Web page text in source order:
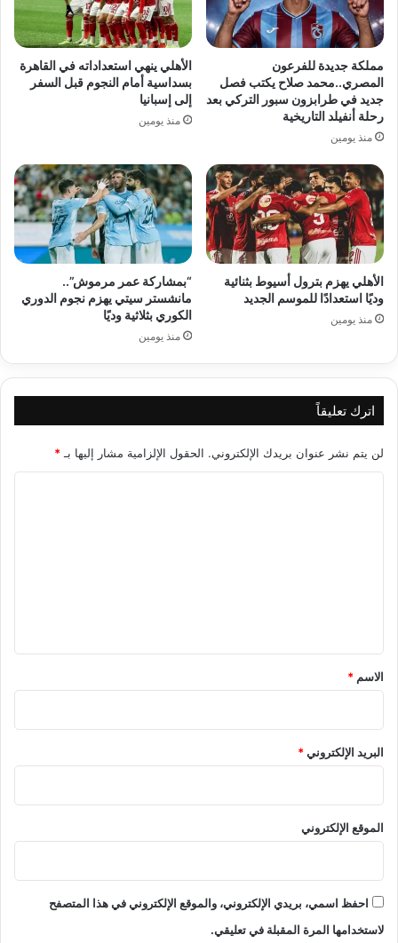
مملكة جديدة للفرعون
المصري..محمد صلاح يكتب فصل
جديد في طرابزون سبور التركي بعد
رحلة أنفيلد التاريخية
منذ يومين
الأهلي ينهي استعداداته في القاهرة
بسداسية أمام النجوم قبل السفر
إلى إسبانيا
منذ يومين
الأهلي يهزم بترول أسيوط بثنائية
وديًا استعدادًا للموسم الجديد
منذ يومين
“بمشاركة عمر مرموش”..
مانشستر سيتي يهزم نجوم الدوري
الكوري بثلاثية وديًا
منذ يومين
اترك تعليقاً
لن يتم نشر عنوان بريدك الإلكتروني. الحقول الإلزامية مشار إليها بـ*
*
الاسم *
البريد الإلكتروني*
الموقع الإلكتروني
احفظ اسمي، بريدي الإلكتروني، والموقع الإلكتروني في هذا المتصفح
لاستخدامها المرة المقبلة في تعليقي.